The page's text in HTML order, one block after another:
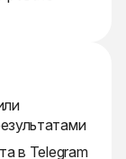
в Telegram